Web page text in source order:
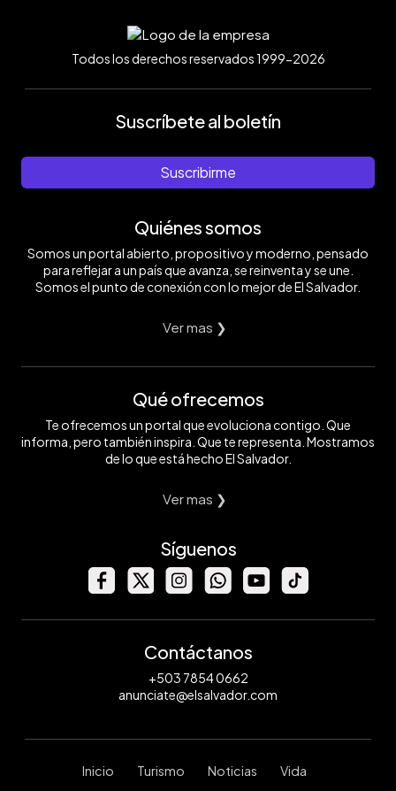
Todos los derechos reservados 1999-2026
Suscríbete al boletín
Suscribirme
Quiénes somos
Somos un portal abierto, propositivo y moderno, pensado
para reflejar a un país que avanza, se reinventa y se une.
Somos el punto de conexión con lo mejor de El Salvador.
Ver mas ❯
Qué ofrecemos
Te ofrecemos un portal que evoluciona contigo. Que
informa, pero también inspira. Que te representa. Mostramos
de lo que está hecho El Salvador.
Ver mas ❯
Síguenos
Contáctanos
+503 7854 0662
anunciate@elsalvador.com
Inicio Turismo Noticias Vida